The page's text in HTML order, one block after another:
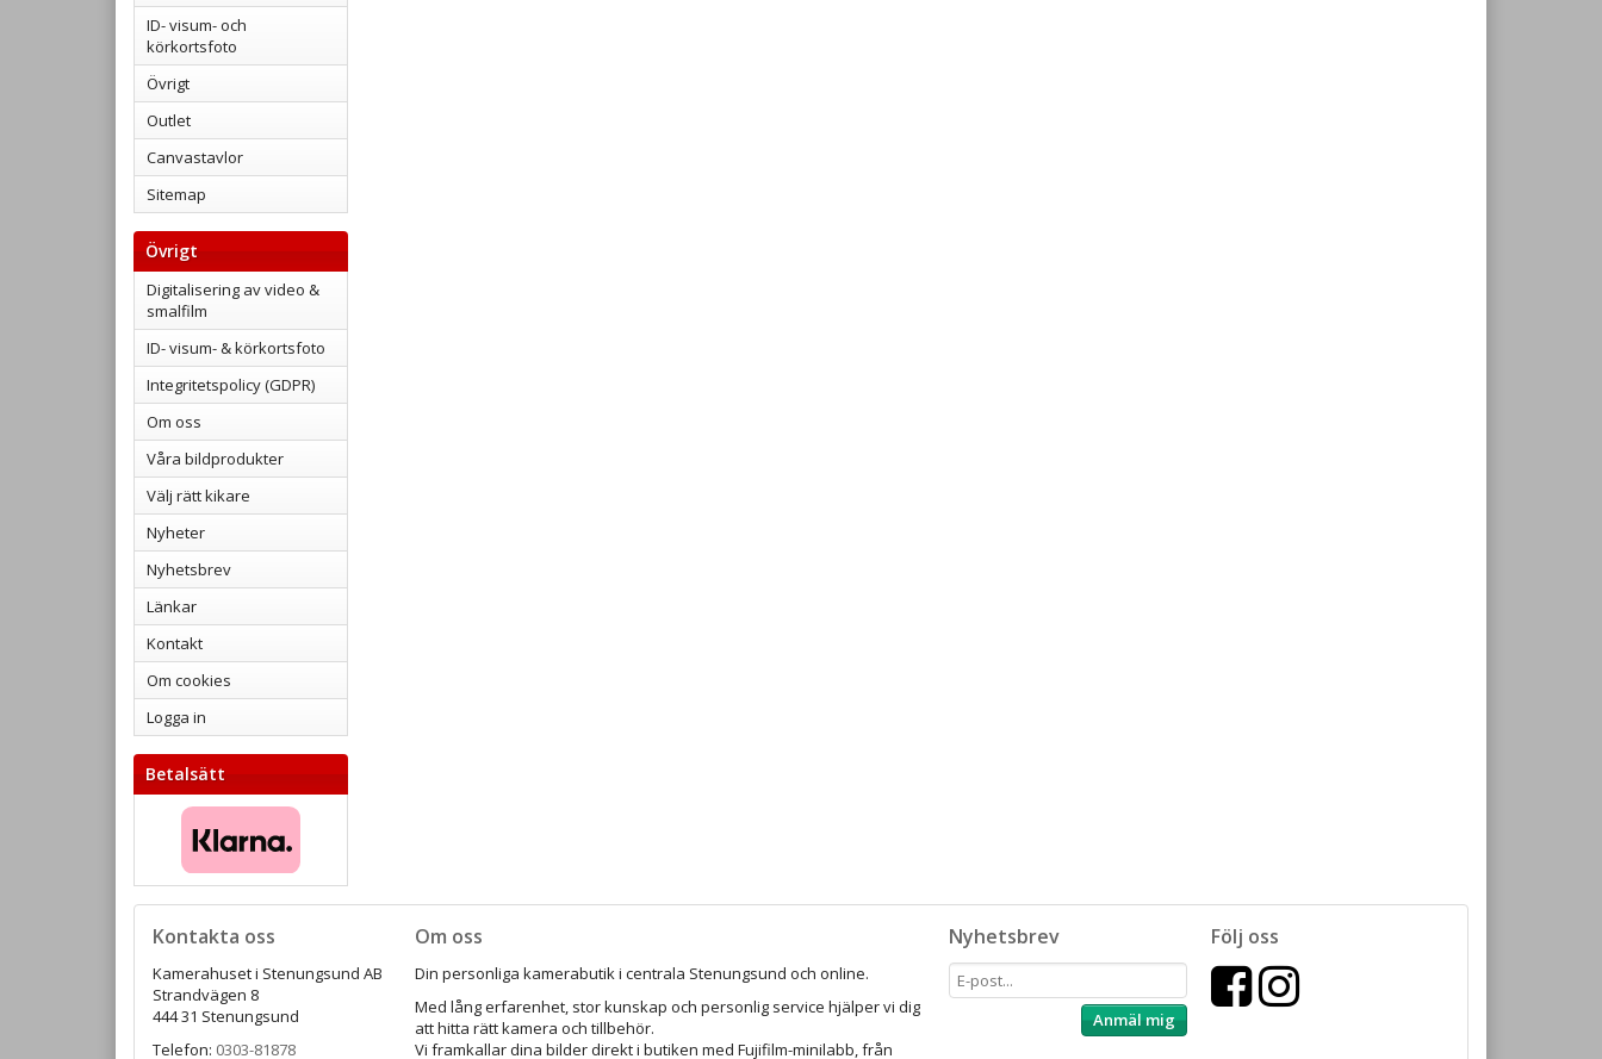
ID- visum- och
körkortsfoto
Övrigt
Outlet
Canvastavlor
Sitemap
Övrigt
Digitalisering av video &
smalfilm
ID- visum- & körkortsfoto
Integritetspolicy (GDPR)
Om oss
Våra bildprodukter
Välj rätt kikare
Nyheter
Nyhetsbrev
Länkar
Kontakt
Om cookies
Logga in
Betalsätt
Kontakta oss
Kamerahuset i Stenungsund AB
Strandvägen 8
444 31 Stenungsund
Telefon: 0303-81878
Följ oss
Nyhetsbrev
Anmäl mig
Om oss
Din personliga kamerabutik i centrala Stenungsund och online.
Med lång erfarenhet, stor kunskap och personlig service hjälper vi dig
att hitta rätt kamera och tillbehör.
Vi framkallar dina bilder direkt i butiken med Fujifilm-minilabb, från